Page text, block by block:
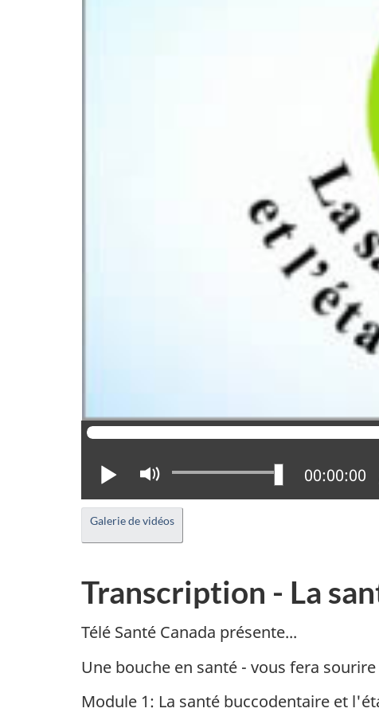
Lire
Activer
le
mode
muet
Position
00:00:00
Galerie de vidéos
Transcription - La
Télé Santé Canada présente...
Une bouche en santé - vous fera
Module 1: La santé buccodentaire et